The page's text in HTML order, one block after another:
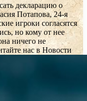
декларацию о
Потапова, 24-я
игроки согласятся
но кому от нее
ничего не
нас в Новости